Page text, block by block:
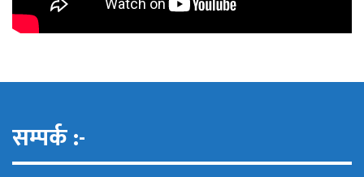
सम्पर्क :-